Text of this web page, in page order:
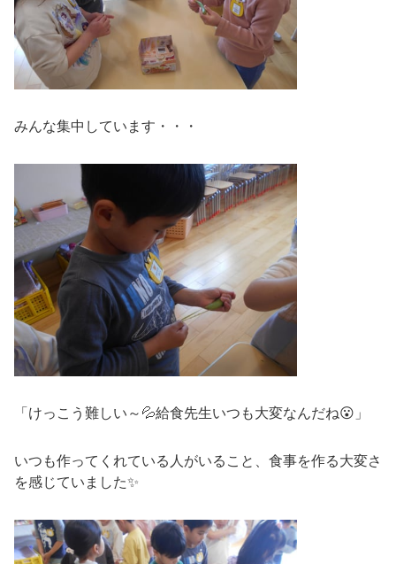
みんな集中しています・・・
「けっこう難しい～💦給食先生いつも大変なんだね😮」
いつも作ってくれている人がいること、食事を作る大変さ
を感じていました✨